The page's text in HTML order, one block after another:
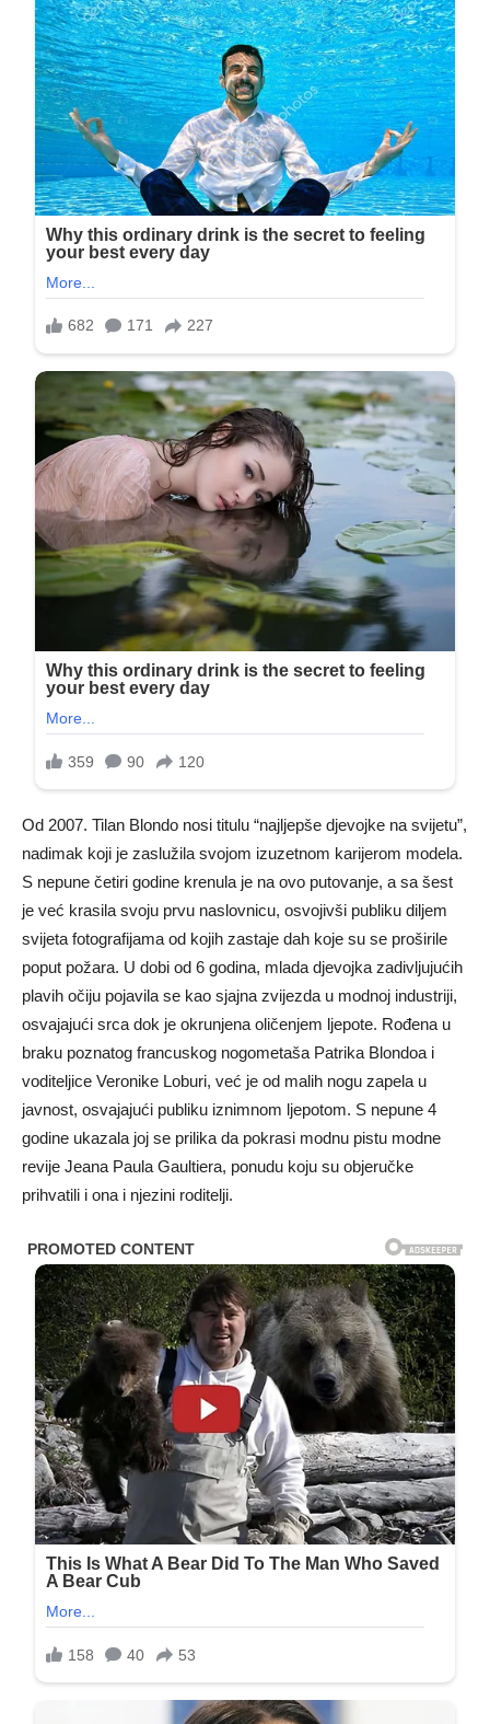
Od 2007. Tilan Blondo nosi titulu “najljepše djevojke na svijetu”,
nadimak koji je zaslužila svojom izuzetnom karijerom modela.
S nepune četiri godine krenula je na ovo putovanje, a sa šest
je već krasila svoju prvu naslovnicu, osvojivši publiku diljem
svijeta fotografijama od kojih zastaje dah koje su se proširile
poput požara. U dobi od 6 godina, mlada djevojka zadivljujućih
plavih očiju pojavila se kao sjajna zvijezda u modnoj industriji,
osvajajući srca dok je okrunjena oličenjem ljepote. Rođena u
braku poznatog francuskog nogometaša Patrika Blondoa i
voditeljice Veronike Loburi, već je od malih nogu zapela u
javnost, osvajajući publiku iznimnom ljepotom. S nepune 4
godine ukazala joj se prilika da pokrasi modnu pistu modne
revije Jeana Paula Gaultiera, ponudu koju su objeručke
prihvatili i ona i njezini roditelji.